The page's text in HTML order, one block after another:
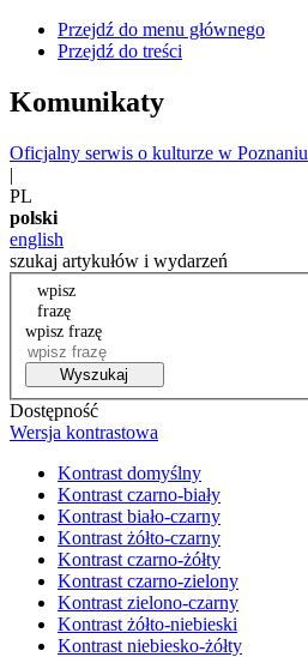
Przejdź do menu głównego
Przejdź do treści
Komunikaty
Oficjalny serwis o kulturze w Poznaniu
|
PL
polski
english
szukaj artykułów i wydarzeń
wpisz
frazę
wpisz frazę
Wyszukaj
Dostępność
Wersja kontrastowa
Kontrast domyślny
Kontrast czarno-biały
Kontrast biało-czarny
Kontrast żółto-czarny
Kontrast czarno-żółty
Kontrast czarno-zielony
Kontrast zielono-czarny
Kontrast żółto-niebieski
Kontrast niebiesko-żółty